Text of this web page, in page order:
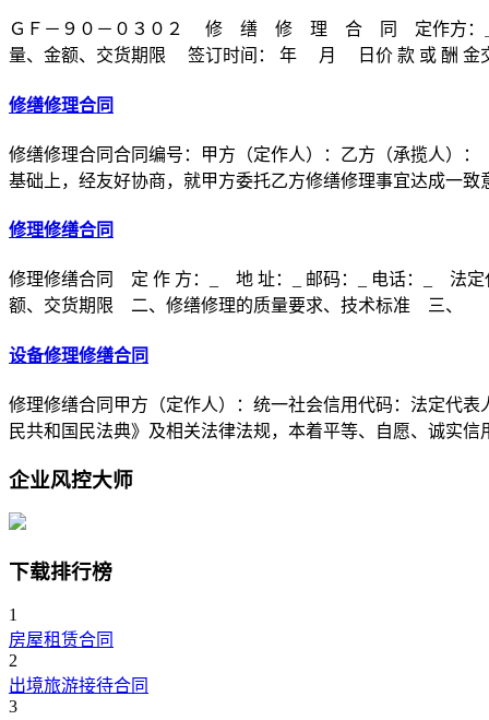
ＧＦ－９０－０３０２ 修 缮 修 理 合 同 定作方：＿＿
量、金额、交货期限 签订时间： 年 月 日价 款 或 酬 金
修缮修理合同
修缮修理合同合同编号：甲方（定作人）：乙方（承揽人）
基础上，经友好协商，就甲方委托乙方修缮修理事宜达成一致
修理修缮合同
修理修缮合同 定 作 方：_ 地 址：_ 邮码：_ 电话：_ 法
额、交货期限 二、修缮修理的质量要求、技术标准 三、
设备修理修缮合同
修理修缮合同甲方（定作人）：统一社会信用代码：法定代
民共和国民法典》及相关法律法规，本着平等、自愿、诚实信
企业风控大师
下载排行榜
1
房屋租赁合同
2
出境旅游接待合同
3